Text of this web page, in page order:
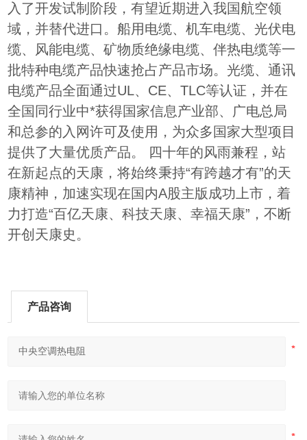
入了开发试制阶段，有望近期进入我国航空领
域，并替代进口。船用电缆、机车电缆、光伏电
缆、风能电缆、矿物质绝缘电缆、伴热电缆等一
批特种电缆产品快速抢占产品市场。光缆、通讯
电缆产品全面通过UL、CE、TLC等认证，并在
全国同行业中*获得国家信息产业部、广电总局
和总参的入网许可及使用，为众多国家大型项目
提供了大量优质产品。 四十年的风雨兼程，站
在新起点的天康，将始终秉持“有跨越才有”的天
康精神，加速实现在国内A股主版成功上市，着
力打造“百亿天康、科技天康、幸福天康”，不断
开创天康史。
产品咨询